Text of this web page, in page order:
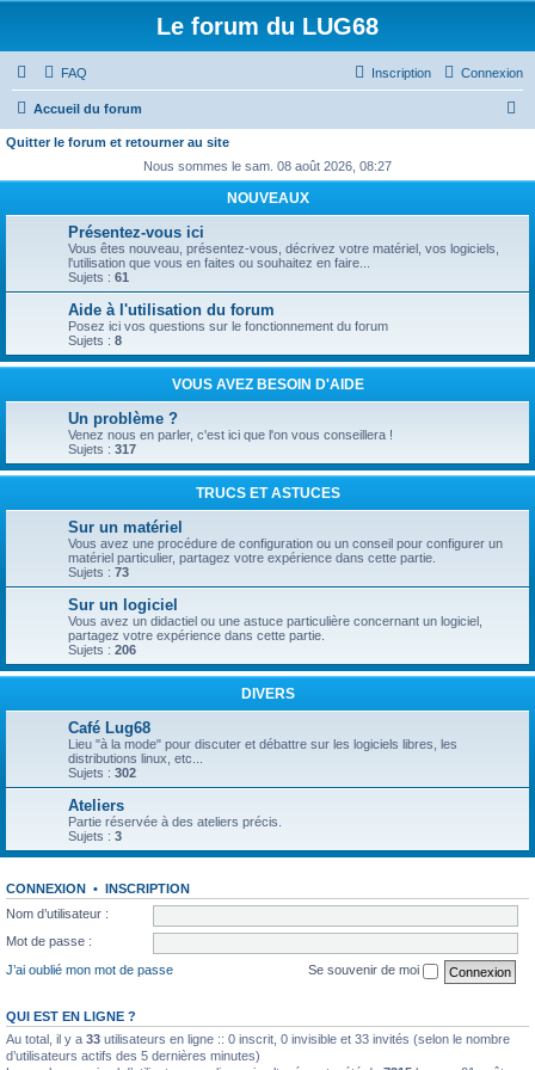
Le forum du LUG68
FAQ Connexion
Inscription
Accueil du forum
r
Quitter le forum et retourner au site
Nous sommes le sam. 08 août 2026, 08:27
NOUVEAUX
Présentez-vous ici
Vous êtes nouveau, présentez-vous, décrivez votre matériel, vos logiciels,
l'utilisation que vous en faites ou souhaitez en faire...
Sujets : 61
Aide à l'utilisation du forum
Posez ici vos questions sur le fonctionnement du forum
Sujets : 8
VOUS AVEZ BESOIN D'AIDE
Un problème ?
Venez nous en parler, c'est ici que l'on vous conseillera !
Sujets : 317
TRUCS ET ASTUCES
Sur un matériel
Vous avez une procédure de configuration ou un conseil pour configurer un
matériel particulier, partagez votre expérience dans cette partie.
Sujets : 73
Sur un logiciel
Vous avez un didactiel ou une astuce particulière concernant un logiciel,
partagez votre expérience dans cette partie.
Sujets : 206
DIVERS
Café Lug68
Lieu "à la mode" pour discuter et débattre sur les logiciels libres, les
distributions linux, etc...
Sujets : 302
Ateliers
Partie réservée à des ateliers précis.
Sujets : 3
CONNEXION • INSCRIPTION
Nom d’utilisateur :
Mot de passe :
J’ai oublié mon mot de passe
Se souvenir de moi
QUI EST EN LIGNE ?
Au total, il y a 33 utilisateurs en ligne :: 0 inscrit, 0 invisible et 33 invités (selon le nombre
d’utilisateurs actifs des 5 dernières minutes)